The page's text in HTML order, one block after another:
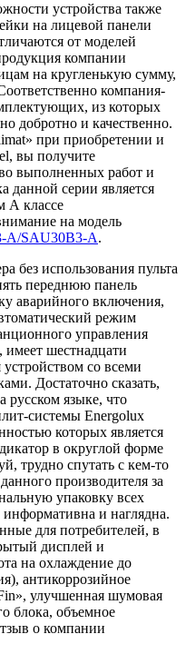
устройства также
на лицевой панели
от моделей
компании
на кругленькую сумму,
компания-
из которых
добротно и качественно.
при приобретении и
вы получите
выполненных работ и
данной серии является
А классе
на модель
A/SAU30B3-A.
без использования пульта
переднюю панель
аварийного включения,
режим
управления
шестнадцати
со всеми
Достаточно сказать,
русском языке, что
системы Energolux
которых является
в округлой форме
трудно спутать с кем-то
производителя за
упаковку всех
и наглядна.
для потребителей, в
дисплей и
на охлаждение до
антикоррозийное
улучшенная шумовая
блока, объемное
о компании